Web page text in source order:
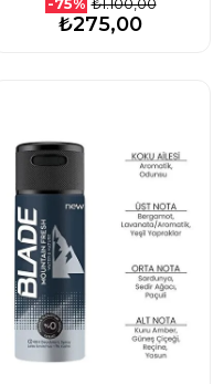
-75%
₺275,00